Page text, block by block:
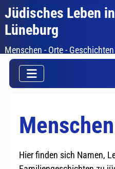
Jüdisches Leben in
Lüneburg
Menschen - Orte - Geschichten